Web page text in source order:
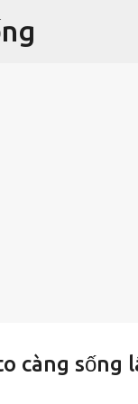
càng sống